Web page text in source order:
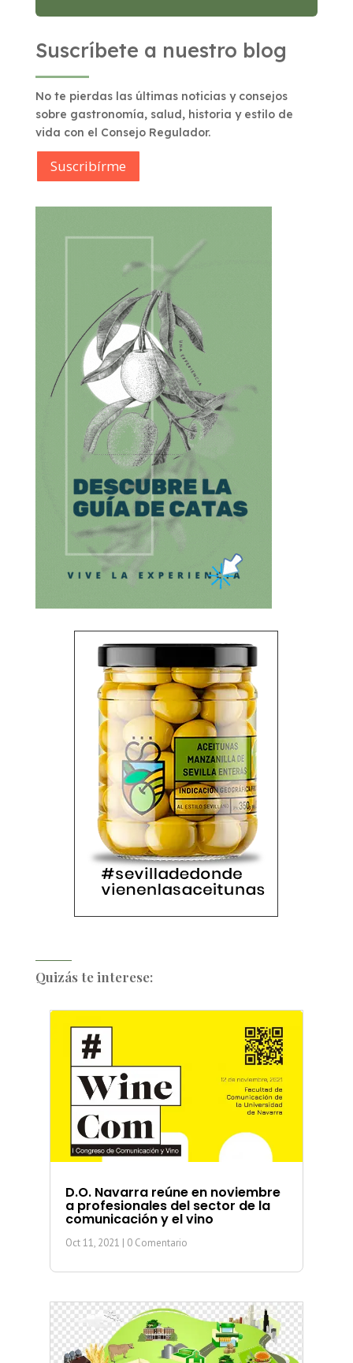
Suscríbete a nuestro blog
No te pierdas las últimas noticias y consejos
sobre gastronomía, salud, historia y estilo de
vida con el Consejo Regulador.
Suscribírme
Quizás te interese:
D.O. Navarra reúne en noviembre
a profesionales del sector de la
comunicación y el vino
Oct 11, 2021 | 0 Comentario